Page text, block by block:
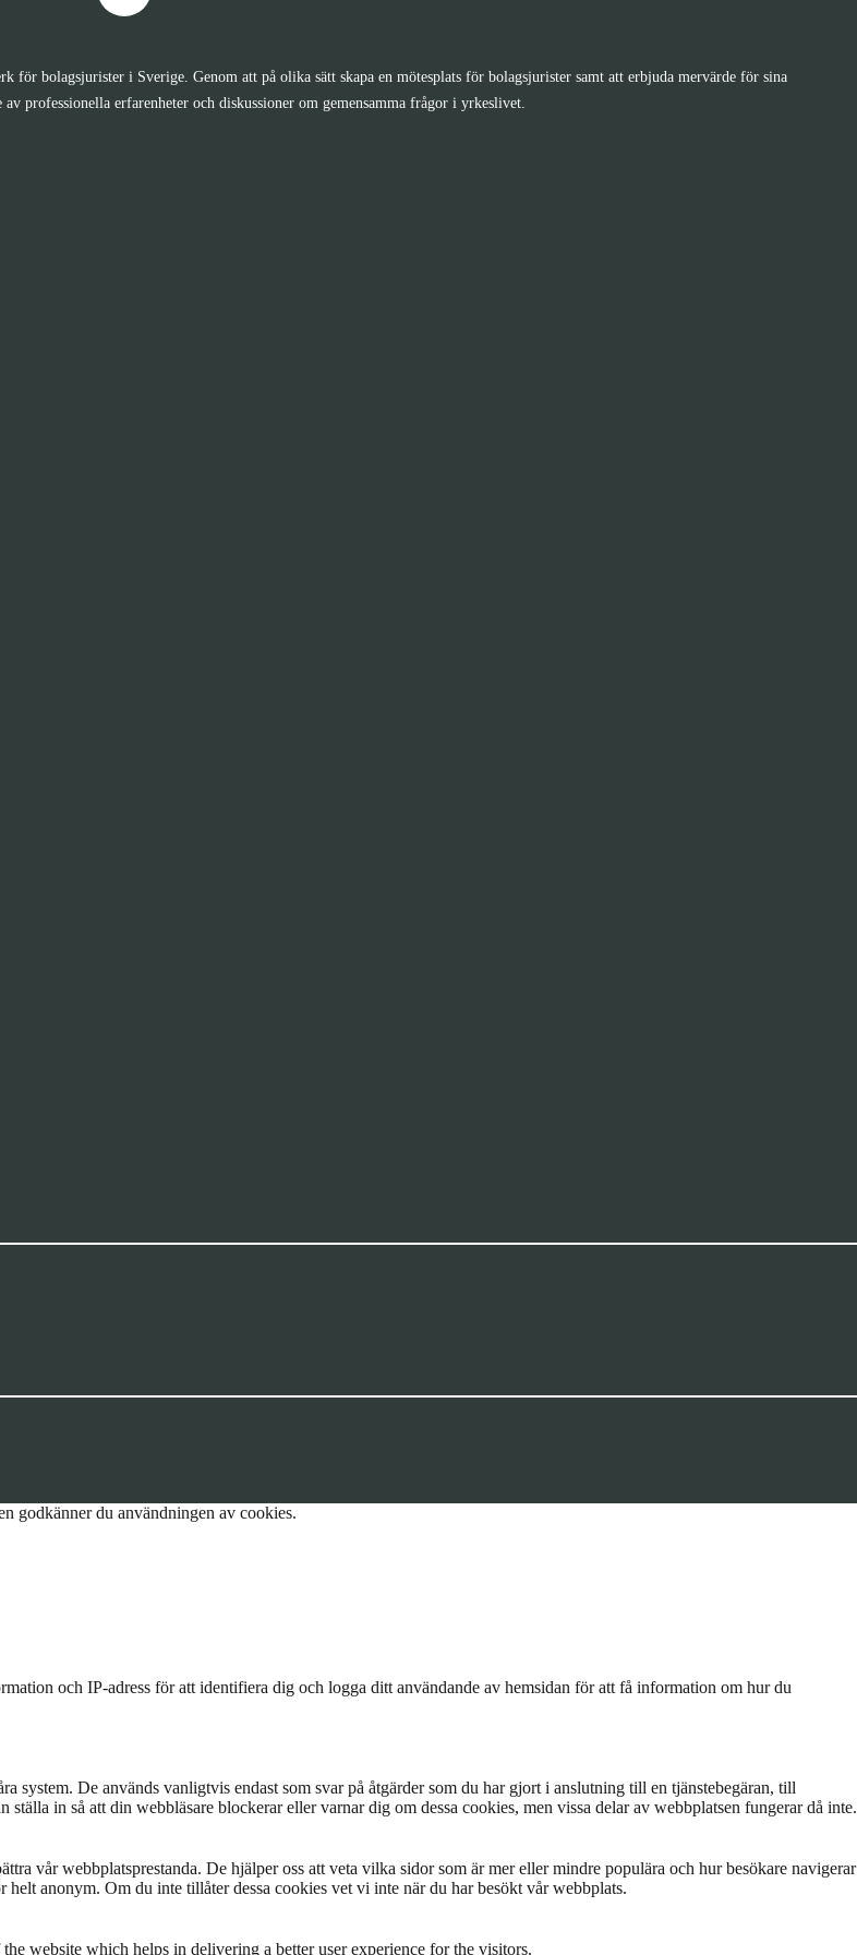
för bolagsjurister i Sverige. Genom att på olika sätt skapa en mötesplats för bolagsjurister samt att erbjuda mervärde för sina
professionella erfarenheter och diskussioner om gemensamma frågor i yrkeslivet.
godkänner du användningen av cookies.
och IP-adress för att identifiera dig och logga ditt användande av hemsidan för att få information om hur du
system. De används vanligtvis endast som svar på åtgärder som du har gjort i anslutning till en tjänstebegäran, till
in så att din webbläsare blockerar eller varnar dig om dessa cookies, men vissa delar av webbplatsen fungerar då inte.
vår webbplatsprestanda. De hjälper oss att veta vilka sidor som är mer eller mindre populära och hur besökare navigerar
anonym. Om du inte tillåter dessa cookies vet vi inte när du har besökt vår webbplats.
website which helps in delivering a better user experience for the visitors.